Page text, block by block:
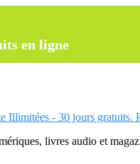
en ligne
Illimitées - 30 jours gratuits.
livres audio et